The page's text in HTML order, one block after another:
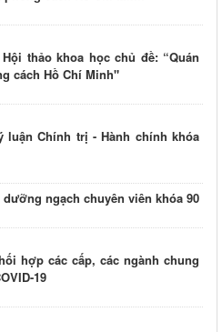
thảo khoa học chủ đề: “Quán
cách Hồ Chí Minh"
luận Chính trị - Hành chính khóa
ngạch chuyên viên khóa 90
hợp các cấp, các ngành chung
19